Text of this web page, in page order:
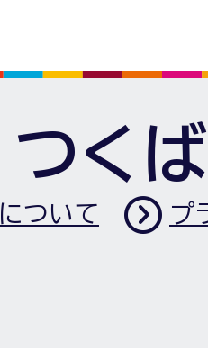
つく
ついて プ